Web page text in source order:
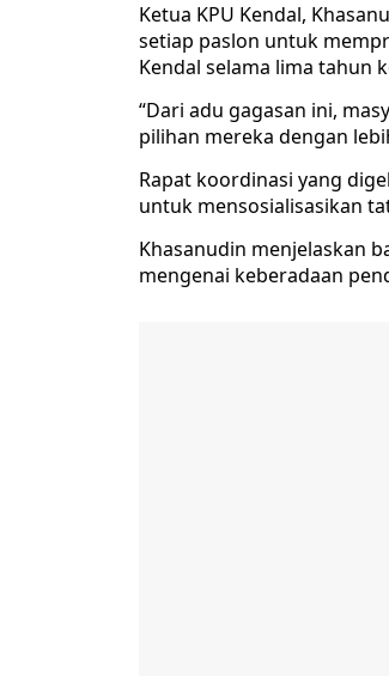
Ketua KPU Kendal,
setiap paslon untuk
Kendal selama lima tahun
“Dari adu gagasan ini,
pilihan mereka dengan
Rapat koordinasi yang
untuk mensosialisasikan
Khasanudin menjelaskan
mengenai keberadaan